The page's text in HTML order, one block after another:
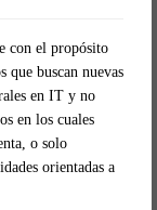
con el propósito
que buscan nuevas
en IT y no
en los cuales
o solo
orientadas a